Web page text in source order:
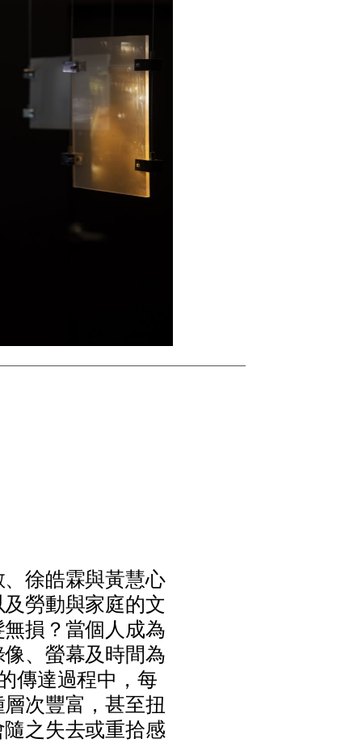
、徐皓霖與黃慧心
及勞動與家庭的文
無損 ？當個人成為
像、 螢幕及時間為
傳達過程中 ， 每
層次豐富 ，甚至扭
隨之失去或重拾感